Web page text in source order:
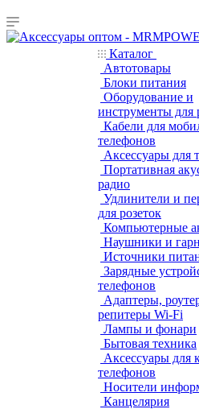
Каталог
Автотовары
Блоки питания
Оборудование и
инструменты для
Кабели для
телефонов
Аксессуары для
Портативная
радио
Удлинители и
для розеток
Компьютерные
Наушники и
Источники
Зарядные
телефонов
Адаптеры,
репитеры Wi-Fi
Лампы и фонари
Бытовая техника
Аксессуары для
телефонов
Носители
Канцелярия